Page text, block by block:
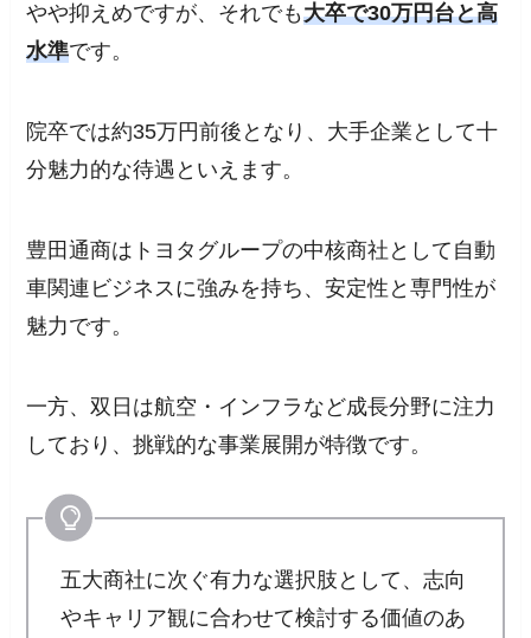
やや抑えめですが、それでも大卒で30万円台と高
水準です。
院卒では約35万円前後となり、大手企業として十
分魅力的な待遇といえます。
豊田通商はトヨタグループの中核商社として自動
車関連ビジネスに強みを持ち、安定性と専門性が
魅力です。
一方、双日は航空・インフラなど成長分野に注力
しており、挑戦的な事業展開が特徴です。
五大商社に次ぐ有力な選択肢として、志向
やキャリア観に合わせて検討する価値のあ